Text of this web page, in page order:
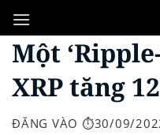
qua
nội
Một
XRP tăng
ĐĂNG VÀO ⏱️30/09/